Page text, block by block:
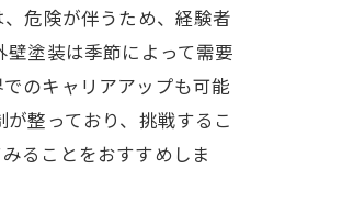
危険が伴うため、経験者
塗装は季節によって需要
のキャリアアップも可能
整っており、挑戦するこ
ることをおすすめしま